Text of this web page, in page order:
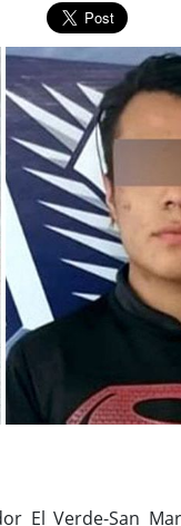
El Verde-San